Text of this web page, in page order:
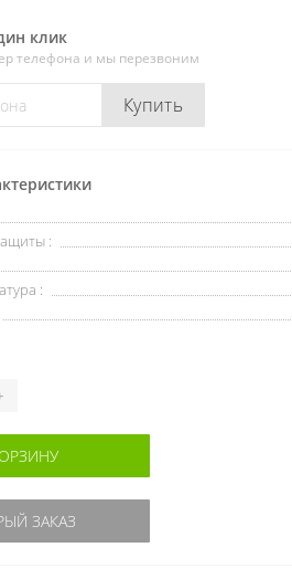
клик
телефона и мы перезвоним
Купить
:
:
ЗАКАЗ